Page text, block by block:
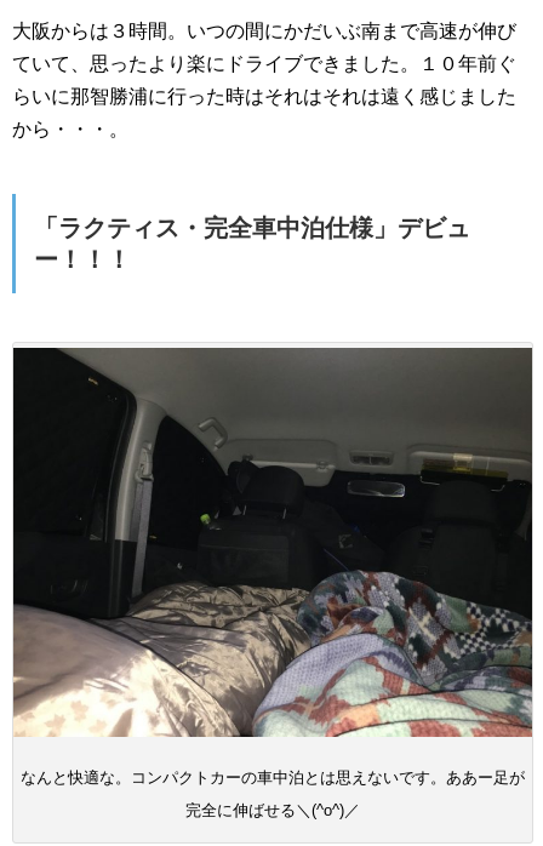
大阪からは３時間。いつの間にかだいぶ南まで高速が伸び
ていて、思ったより楽にドライブできました。１０年前ぐ
らいに那智勝浦に行った時はそれはそれは遠く感じました
から・・・。
「ラクティス・完全車中泊仕様」デビュ
ー！！！
なんと快適な。コンパクトカーの車中泊とは思えないです。ああー足が
完全に伸ばせる＼(^o^)／